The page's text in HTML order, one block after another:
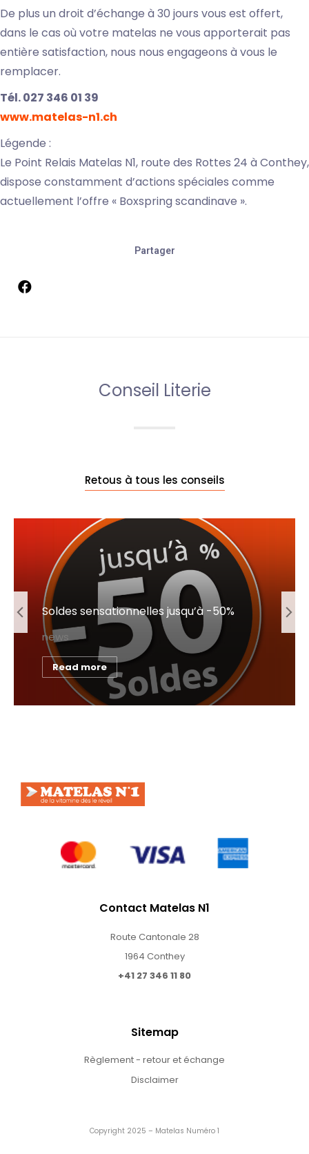
De plus un droit d’échange à 30 jours vous est offert,
dans le cas où votre matelas ne vous apporterait pas
entière satisfaction, nous nous engageons à vous le
remplacer.
Tél. 027 346 01 39
www.matelas-n1.ch
Légende :
Le Point Relais Matelas N1, route des Rottes 24 à Conthey,
dispose constamment d’actions spéciales comme
actuellement l’offre « Boxspring scandinave ».
Partager
Conseil Literie
Retous à tous les conseils
Soldes sensationnelles jusqu’à -50%
news
Read more
Contact Matelas N1
Route Cantonale 28
1964 Conthey
+41 27 346 11 80
Sitemap
Règlement - retour et échange
Disclaimer
Copyright 2025 – Matelas Numéro 1